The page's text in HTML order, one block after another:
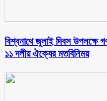
বিশ্বনাথে জুলাই দিবস উপলক্ষে
১১ দলীয় ঐক্যের মতবিনিময়